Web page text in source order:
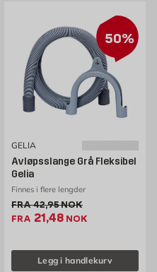
/stk
50%
GELIA
Avløpsslange Grå Fleksibel
Gelia
Finnes i flere lengder
FRAGammel pris 42.95 NOK /
42,95NOK
FRA Ekstrapris 21.48
21,48 NOK
Legg i handlekurv